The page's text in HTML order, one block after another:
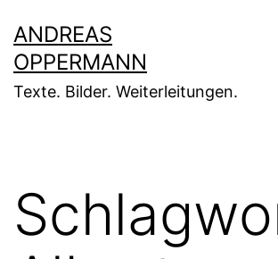
Inhalt
springen
ANDREAS
OPPERMANN
Texte. Bilder. Weiterleitungen.